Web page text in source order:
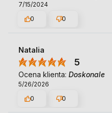
7/15/2024
0
0
Natalia
5
Ocena klienta: Doskonale
5/26/2026
0
0